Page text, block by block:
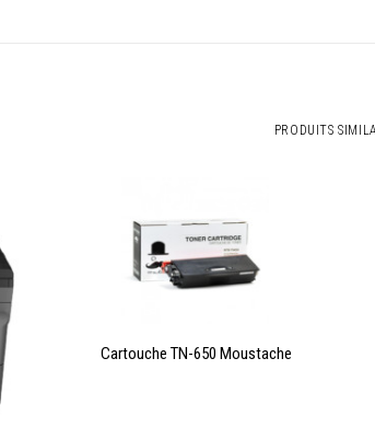
PRODUITS
LIRE LA SUITE
Cartouche TN-650 Moustache